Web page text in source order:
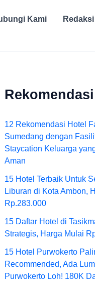
Kami
Redaksi
12 Rekomendasi Hotel
Sumedang dengan
Staycation Keluarga
Aman
15 Hotel Terbaik Untuk
Liburan di Kota Ambon,
Rp.283.000
15 Daftar Hotel di
Strategis, Harga Mulai
15 Hotel Purwokerto
Recommended, Ada
Purwokerto Loh! 180K